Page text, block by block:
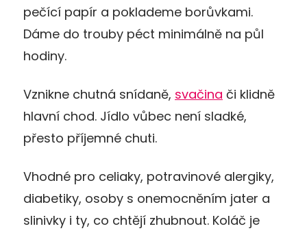
pečící papír a poklademe borůvkami.
Dáme do trouby péct minimálně na půl
hodiny.
Vznikne chutná snídaně, svačina či klidně
hlavní chod. Jídlo vůbec není sladké,
přesto příjemné chuti.
Vhodné pro celiaky, potravinové alergiky,
diabetiky, osoby s onemocněním jater a
slinivky i ty, co chtějí zhubnout. Koláč je